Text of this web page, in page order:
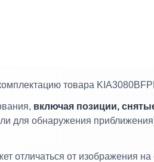
товара
включая позиции,
для обнаружения
от изображения